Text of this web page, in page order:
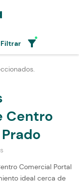
Filtrar filter_alt
Centro
Comercial Portal
ideal cerca de